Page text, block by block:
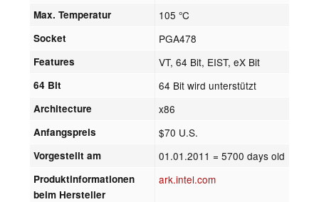
Max. Temperatur 105 °C
Socket PGA478
Features VT, 64 Bit, EIST, eX Bit
64 Bit 64 Bit wird unterstützt
Architecture x86
Anfangspreis $70 U.S.
Vorgestellt am 01.01.2011 = 5700 days old
Produktinformationen
beim Hersteller
ark.intel.com